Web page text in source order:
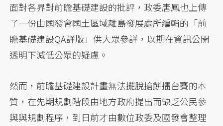
面對各界對前瞻基礎建設的批評，政委唐鳳也上傳
了一份由國發會國土區域離島發展處所編輯的「前
瞻基礎建設QA詳版」供大眾參詳，以期在資訊公開
透明下減低公眾的疑慮。
然而，前瞻基礎建設計畫無法擺脫搶餅擂台賽的本
質，在先期規劃階段由地方政府提出而缺乏公民參
與與規劃程序，到日前才由數位政委及國發會整理